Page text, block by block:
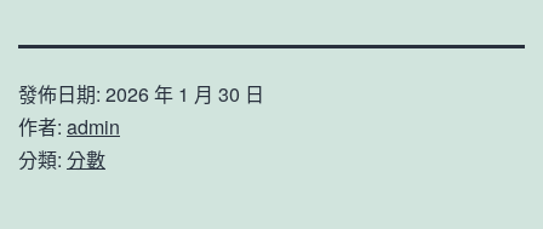
發佈日期: 2026 年 1 月 30 日
作者: admin
分類: 分數